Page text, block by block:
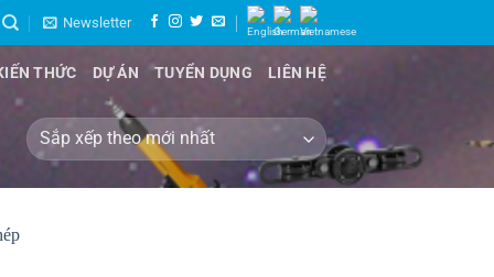
Newsletter
THỨC DỰ ÁN TUYỂN DỤNG LIÊN HỆ